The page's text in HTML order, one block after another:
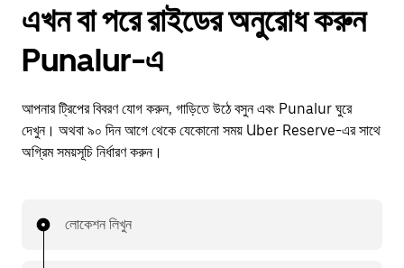
এখন বা পরে রাইডের অনুরোধ করুন
Punalur-এ
আপনার ট্রিপের বিবরণ যোগ করুন, গাড়িতে উঠে বসুন এবং Punalur ঘুরে
দেখুন। অথবা ৯০ দিন আগে থেকে যেকোনো সময় Uber Reserve-এর সাথে
অগ্রিম সময়সূচি নির্ধারণ করুন।
লোকেশন লিখুন